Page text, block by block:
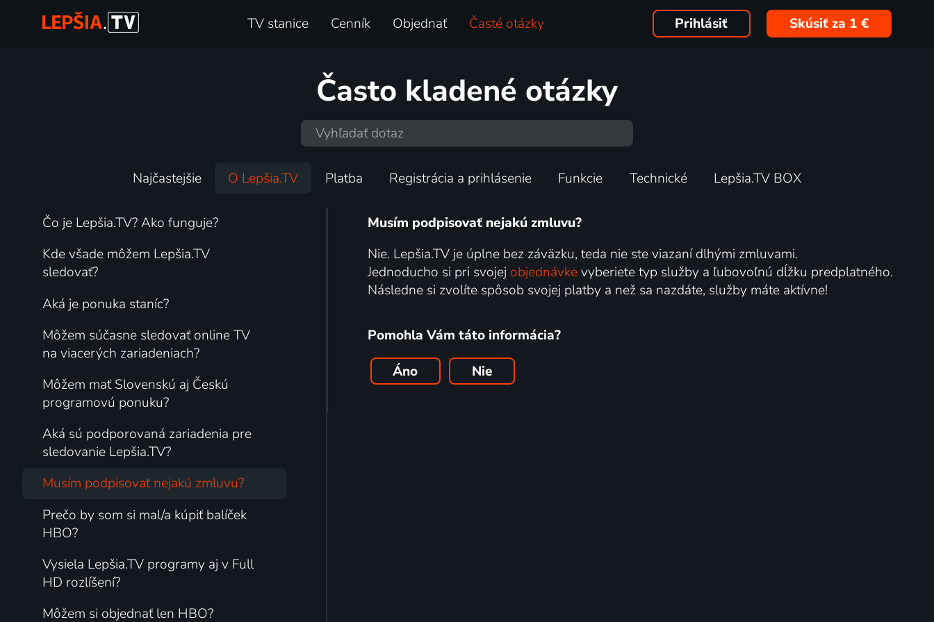
TV stanice Cenník Objednať Časté otázky Prihlásiť Skúsiť za 1 €
Často kladené otázky
Najčastejšie O Lepšia.TV Platba Registrácia a prihlásenie Funkcie Technické Lepšia.TV BOX
Musím podpisovať nejakú zmluvu?
Nie. Lepšia.TV je úplne bez záväzku, teda nie ste viazaní dlhými zmluvami.
Jednoducho si pri svojej objednávkevyberiete typ služby a ľubovoľnú dĺžku predplatného.
Následne si zvolíte spôsob svojej platby a než sa nazdáte, služby máte aktívne!
Pomohla Vám táto informácia?
Áno
Nie
Čo je Lepšia.TV? Ako funguje?
Kde všade môžem Lepšia.TV
sledovať?
Aká je ponuka staníc?
Môžem súčasne sledovať online TV
na viacerých zariadeniach?
Môžem mať Slovenskú aj Českú
programovú ponuku?
Aká sú podporovaná zariadenia pre
sledovanie Lepšia.TV?
Musím podpisovať nejakú zmluvu?
Prečo by som si mal/a kúpiť balíček
HBO?
Vysiela Lepšia.TV programy aj v Full
HD rozlíšení?
Môžem si objednať len HBO?